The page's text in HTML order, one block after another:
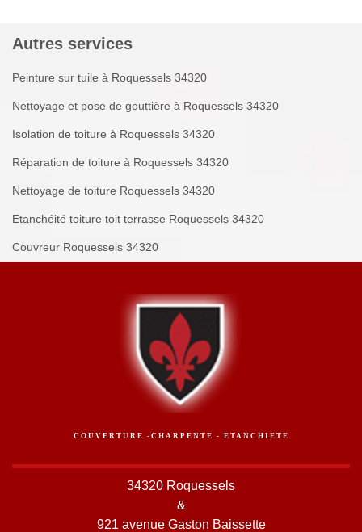
Autres services
Peinture sur tuile à Roquessels 34320
Nettoyage et pose de gouttière à Roquessels 34320
Isolation de toiture à Roquessels 34320
Réparation de toiture à Roquessels 34320
Nettoyage de toiture Roquessels 34320
Etanchéité toiture toit terrasse Roquessels 34320
Couvreur Roquessels 34320
COUVERTURE -CHARPENTE - ETANCHIETE
34320 Roquessels
&
921 avenue Gaston Baissette